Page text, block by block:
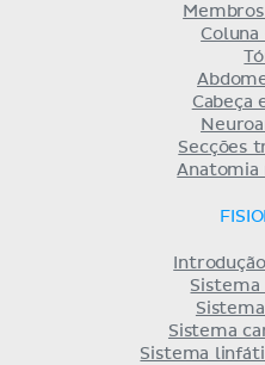
Coluna
Cabeça
Secções
Anatomia
Sistema
Sistema
Sistema